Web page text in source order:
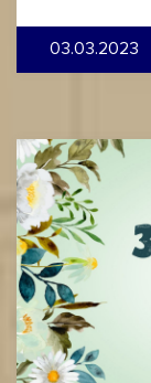
03.03.2023